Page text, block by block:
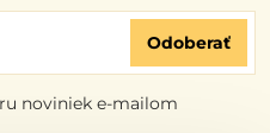
Odoberať
noviniek e-mailom